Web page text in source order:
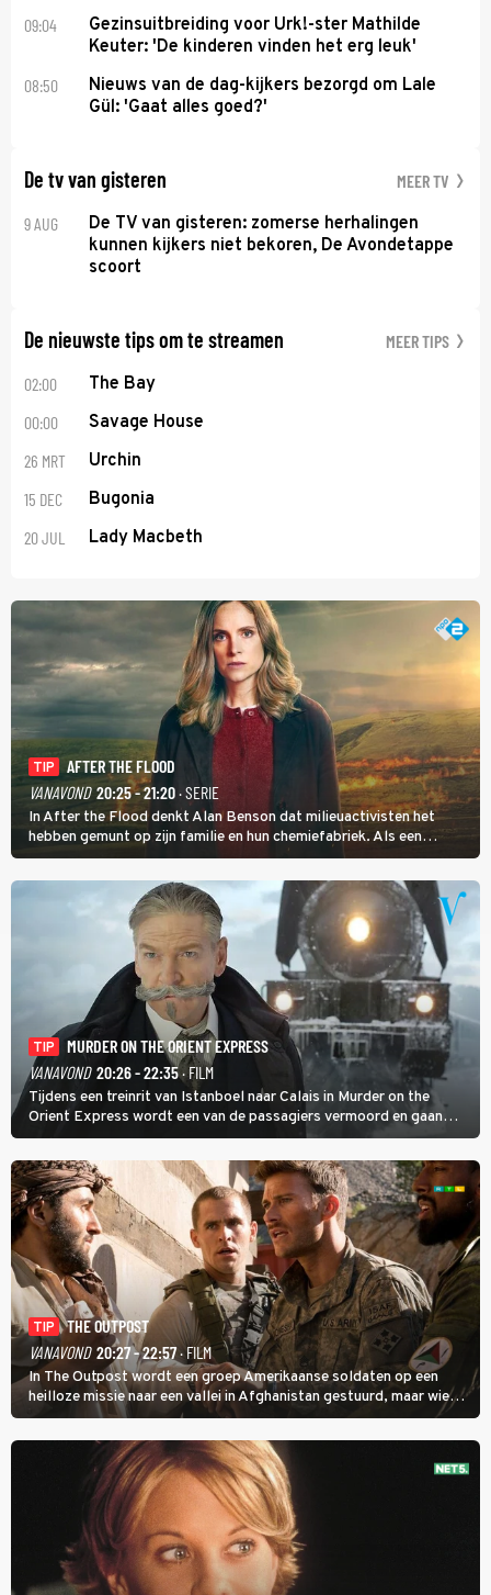
09:04
Gezinsuitbreiding voor Urk!-ster Mathilde
Keuter: 'De kinderen vinden het erg leuk'
08:50
Nieuws van de dag-kijkers bezorgd om Lale
Gül: 'Gaat alles goed?'
De tv van gisteren MEER TV
9 AUG
De TV van gisteren: zomerse herhalingen
kunnen kijkers niet bekoren, De Avondetappe
scoort
De nieuwste tips om te streamen MEER TIPS
02:00 The Bay
00:00 Savage House
26 MRT Urchin
15 DEC Bugonia
20 JUL Lady Macbeth
TIP
AFTER THE FLOOD
VANAVOND 20:25 - 21:20· SERIE
In After the Flood denkt Alan Benson dat milieuactivisten het
hebben gemunt op zijn familie en hun chemiefabriek. Als een
brandende boodschap in het veen de boel op scherp zet, besluit
Jo Marshall de jonge Finn Allen aan de tand te voelen.
TIP
MURDER ON THE ORIENT EXPRESS
VANAVOND 20:26 - 22:35· FILM
Tijdens een treinrit van Istanboel naar Calais in Murder on the
Orient Express wordt een van de passagiers vermoord en gaan
detective Hercule Poirot en zijn snor uitzoeken wie van de andere
treinreizigers de dader is.
TIP
THE OUTPOST
VANAVOND 20:27 - 22:57· FILM
In The Outpost wordt een groep Amerikaanse soldaten op een
heilloze missie naar een vallei in Afghanistan gestuurd, maar wie
overleeft daar een aanval?